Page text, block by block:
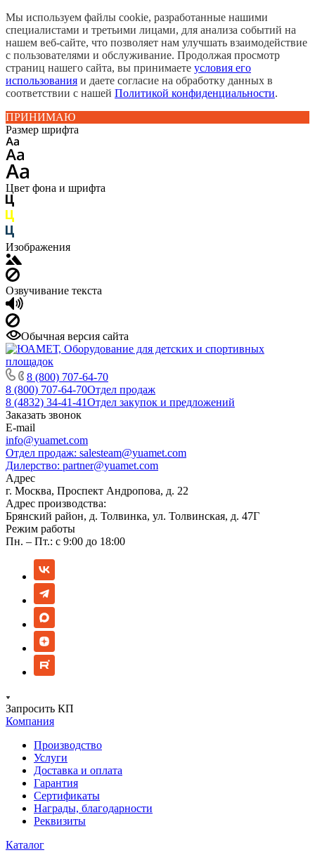
Мы используем файлы cookie, разработанные нашими
специалистами и третьими лицами, для анализа событий на
нашем веб-сайте, что позволяет нам улучшать взаимодействие
с пользователями и обслуживание. Продолжая просмотр
страниц нашего сайта, вы принимаете условия его
использования и даете согласие на обработку данных в
соответствии с нашей Политикой конфиденциальности.
ПРИНИМАЮ
Размер шрифта
Цвет фона и шрифта
Изображения
Озвучивание текста
Обычная версия сайта
8 (800) 707-64-70
8 (800) 707-64-70Отдел продаж
8 (4832) 34-41-41Отдел закупок и предложений
Заказать звонок
E-mail
info@yuamet.com
Отдел продаж: salesteam@yuamet.com
Дилерство: partner@yuamet.com
Адрес
г. Москва, Проспект Андропова, д. 22
Адрес производства:
Брянский район, д. Толвинка, ул. Толвинская, д. 47Г
Режим работы
Пн. – Пт.: с 9:00 до 18:00
Запросить КП
Компания
Производство
Услуги
Доставка и оплата
Гарантия
Сертификаты
Награды, благодарности
Реквизиты
Каталог